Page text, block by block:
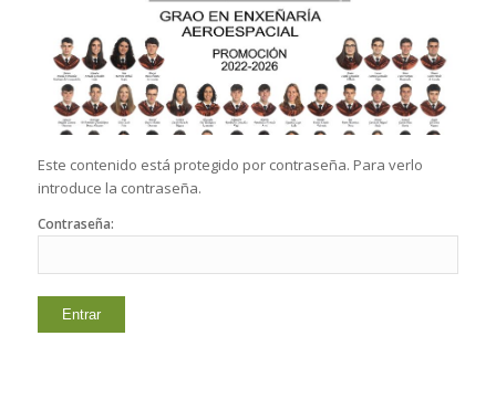
Este contenido está protegido por contraseña. Para verlo
introduce la contraseña.
Contraseña: